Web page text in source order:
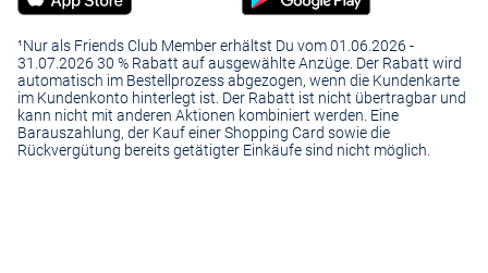
¹Nur als Friends Club Member erhältst Du vom 01.06.2026 -
31.07.2026 30 % Rabatt auf ausgewählte Anzüge. Der Rabatt wird
automatisch im Bestellprozess abgezogen, wenn die Kundenkarte
im Kundenkonto hinterlegt ist. Der Rabatt ist nicht übertragbar und
kann nicht mit anderen Aktionen kombiniert werden. Eine
Barauszahlung, der Kauf einer Shopping Card sowie die
Rückvergütung bereits getätigter Einkäufe sind nicht möglich.